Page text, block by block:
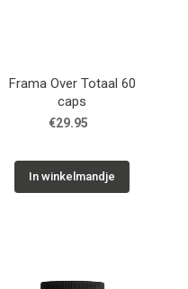
Frama Over Totaal 60
caps
€29.95
In winkelmandje